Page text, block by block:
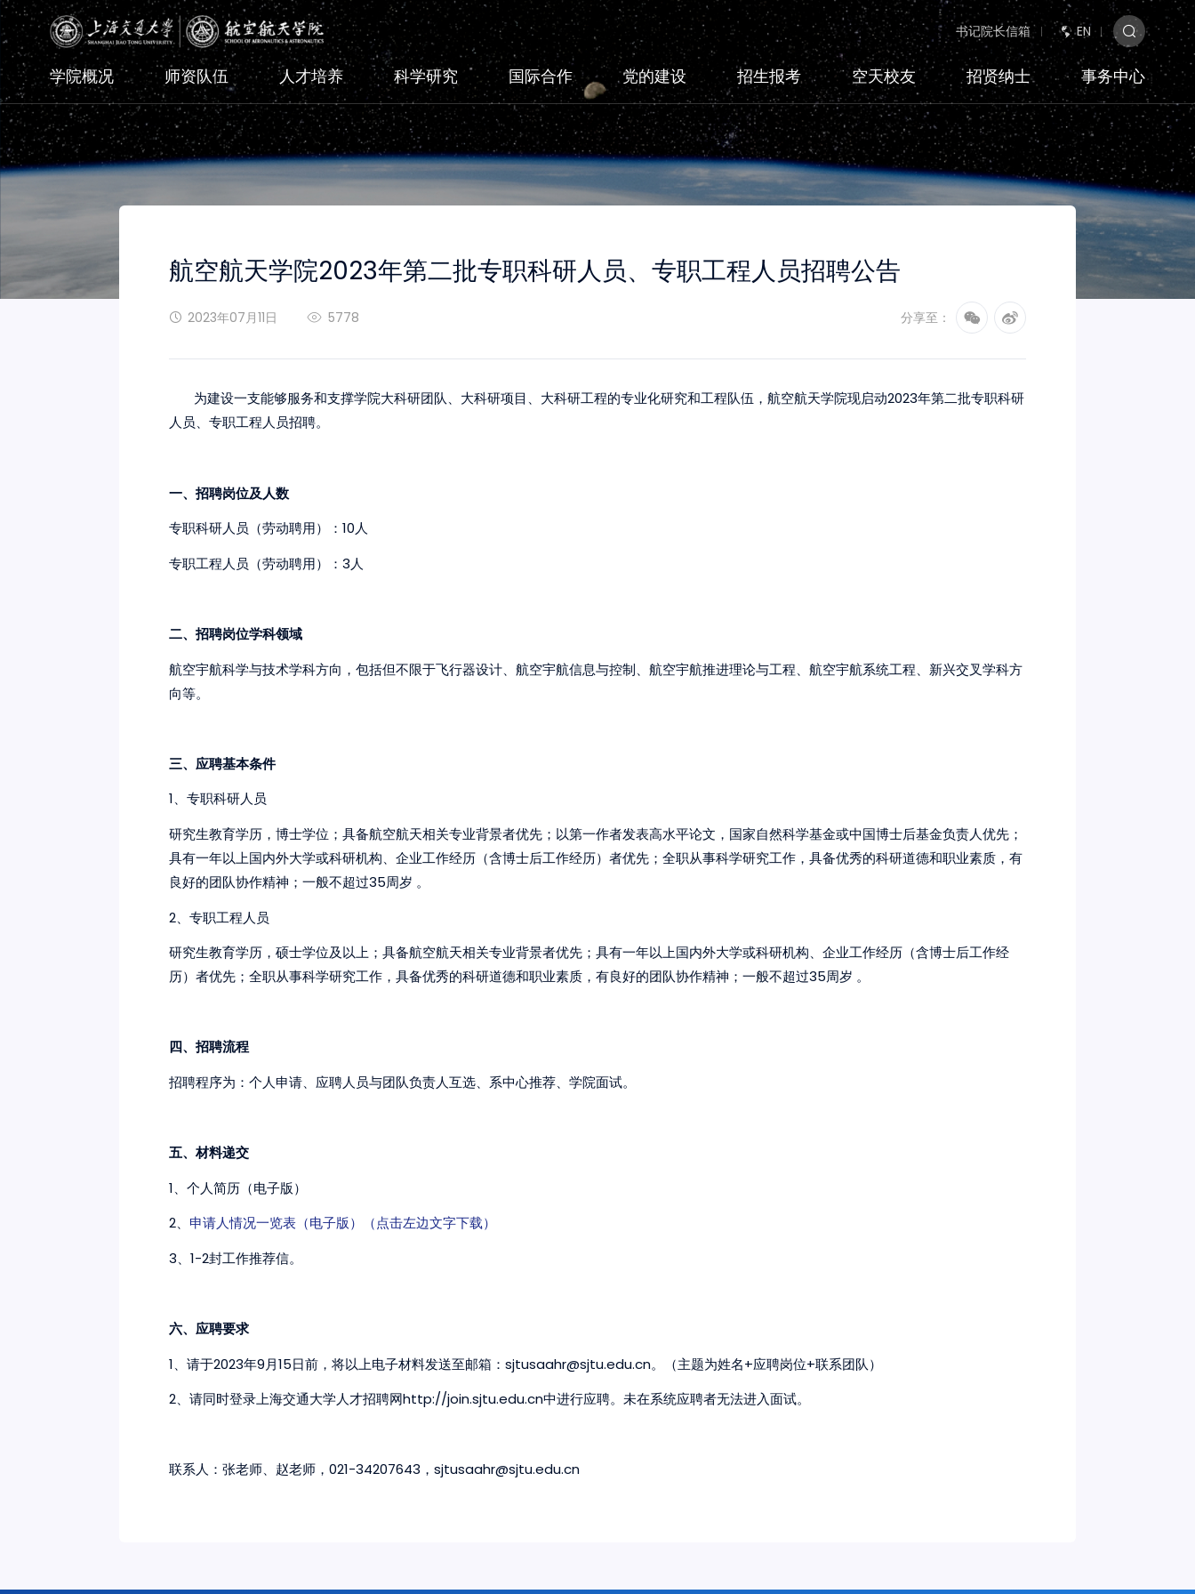
书记院长信箱 EN
学院概况 师资队伍 人才培养 科学研究 国际合作 党的建设 招生报考 空天校友 招贤纳士 事务中心
航空航天学院2023年第二批专职科研人员、专职工程人员招聘公告
2023年07月11日 5778 分享至：
为建设一支能够服务和支撑学院大科研团队、大科研项目、大科研工程的专业化研究和工程队伍，航空航天学院现启动2023年第二批专职科研
人员、专职工程人员招聘。
一、招聘岗位及人数
专职科研人员（劳动聘用）：10人
专职工程人员（劳动聘用）：3人
二、招聘岗位学科领域
航空宇航科学与技术学科方向，包括但不限于飞行器设计、航空宇航信息与控制、航空宇航推进理论与工程、航空宇航系统工程、新兴交叉学科方
向等。
三、应聘基本条件
1、专职科研人员
研究生教育学历，博士学位；具备航空航天相关专业背景者优先；以第一作者发表高水平论文，国家自然科学基金或中国博士后基金负责人优先；
具有一年以上国内外大学或科研机构、企业工作经历（含博士后工作经历）者优先；全职从事科学研究工作，具备优秀的科研道德和职业素质，有
良好的团队协作精神；一般不超过35周岁 。
2、专职工程人员
研究生教育学历，硕士学位及以上；具备航空航天相关专业背景者优先；具有一年以上国内外大学或科研机构、企业工作经历（含博士后工作经
历）者优先；全职从事科学研究工作，具备优秀的科研道德和职业素质，有良好的团队协作精神；一般不超过35周岁 。
四、招聘流程
招聘程序为：个人申请、应聘人员与团队负责人互选、系中心推荐、学院面试。
五、材料递交
1、个人简历（电子版）
2、 申请人情况一览表（电子版）（点击左边文字下载）
3、1-2封工作推荐信。
六、应聘要求
1、请于2023年9月15日前，将以上电子材料发送至邮箱：sjtusaahr@sjtu.edu.cn。（主题为姓名+应聘岗位+联系团队）
2、请同时登录上海交通大学人才招聘网http://join.sjtu.edu.cn中进行应聘。未在系统应聘者无法进入面试。
联系人：张老师、赵老师，021-34207643，sjtusaahr@sjtu.edu.cn